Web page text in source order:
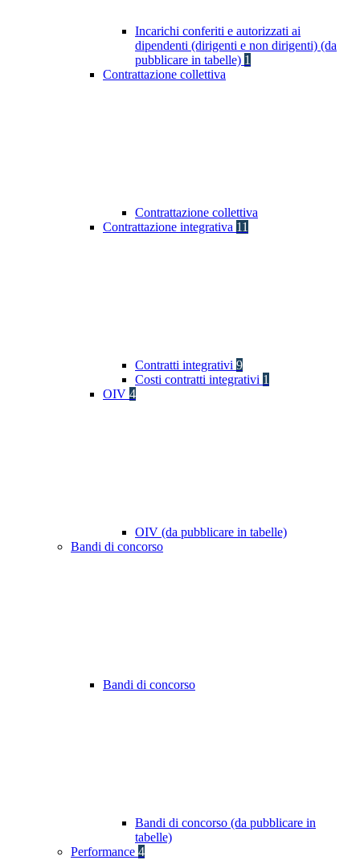
Incarichi conferiti e autorizzati ai
dipendenti (dirigenti e non dirigenti) (da
pubblicare in tabelle) 1
Contrattazione collettiva
Contrattazione collettiva
Contrattazione integrativa 11
Contratti integrativi 9
Costi contratti integrativi 1
OIV 4
OIV (da pubblicare in tabelle)
Bandi di concorso
Bandi di concorso
Bandi di concorso (da pubblicare in
tabelle)
Performance 4